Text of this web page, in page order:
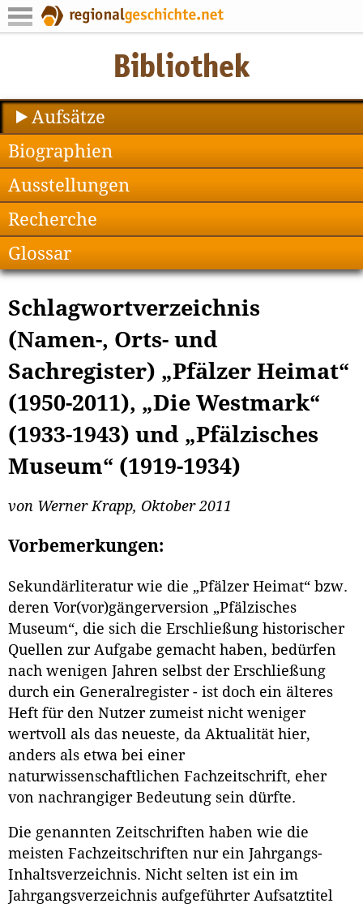
Aufsätze
Biographien
Ausstellungen
Recherche
Glossar
Schlagwortverzeichnis
(Namen-, Orts- und
Sachregister) „Pfälzer Heimat“
(1950-2011), „Die Westmark“
(1933-1943) und „Pfälzisches
Museum“ (1919-1934)
von Werner Krapp, Oktober 2011
Vorbemerkungen:
Sekundärliteratur wie die „Pfälzer Heimat“ bzw.
deren Vor(vor)gängerversion „Pfälzisches
Museum“, die sich die Erschließung historischer
Quellen zur Aufgabe gemacht haben, bedürfen
nach wenigen Jahren selbst der Erschließung
durch ein Generalregister - ist doch ein älteres
Heft für den Nutzer zumeist nicht weniger
wertvoll als das neueste, da Aktualität hier,
anders als etwa bei einer
naturwissenschaftlichen Fachzeitschrift, eher
von nachrangiger Bedeutung sein dürfte.
Die genannten Zeitschriften haben wie die
meisten Fachzeitschriften nur ein Jahrgangs-
Inhaltsverzeichnis. Nicht selten ist ein im
Jahrgangsverzeichnis aufgeführter Aufsatztitel